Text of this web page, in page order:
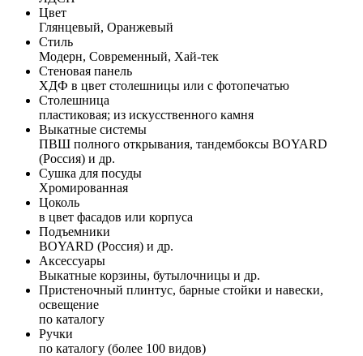
Цвет
Глянцевый, Оранжевый
Стиль
Модерн, Современный, Хай-тек
Стеновая панель
ХДФ в цвет столешницы или с фотопечатью
Столешница
пластиковая; из искусственного камня
Выкатные системы
ПВШ полного открывания, тандембоксы BOYARD
(Россия) и др.
Сушка для посуды
Хромированная
Цоколь
в цвет фасадов или корпуса
Подъемники
BOYARD (Россия) и др.
Аксессуары
Выкатные корзины, бутылочницы и др.
Пристеночный плинтус, барные стойки и навески,
освещение
по каталогу
Ручки
по каталогу (более 100 видов)